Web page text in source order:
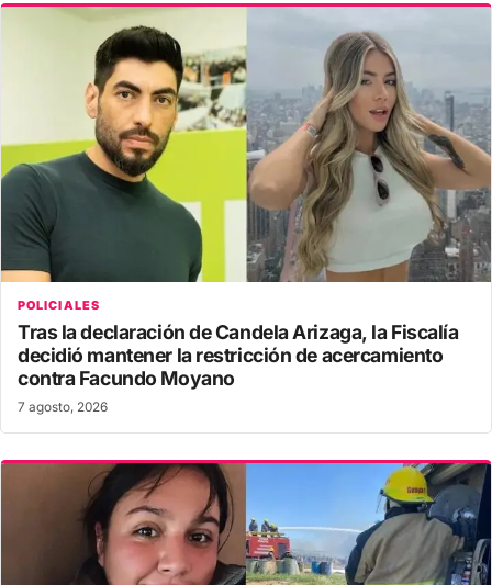
POLICIALES
Tras la declaración de Candela Arizaga, la Fiscalía
decidió mantener la restricción de acercamiento
contra Facundo Moyano
7 agosto, 2026